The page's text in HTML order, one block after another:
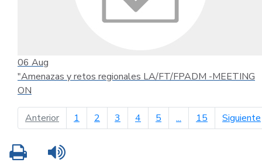
06 Aug
"Amenazas y retos regionales LA/FT/FPADM -MEETING
ON
Anteriorpágina anterior
1 2 3 4 5 ... 15 Siguiente
Imprimir